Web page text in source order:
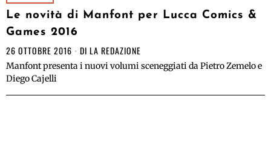
Le novità di Manfont per Lucca Comics &
Games 2016
26 OTTOBRE 2016 DI LA REDAZIONE
Manfont presenta i nuovi volumi sceneggiati da Pietro Zemelo e
Diego Cajelli